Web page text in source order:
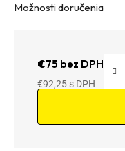
Možnosti doručenia
€75 bez DPH
€92,25